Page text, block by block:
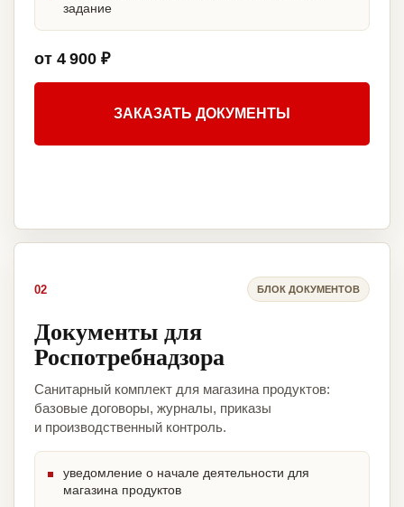
задание
от 4 900 ₽
ЗАКАЗАТЬ ДОКУМЕНТЫ
02 БЛОК ДОКУМЕНТОВ
Документы для
Роспотребнадзора
Санитарный комплект для магазина продуктов:
базовые договоры, журналы, приказы
и производственный контроль.
уведомление о начале деятельности для
магазина продуктов